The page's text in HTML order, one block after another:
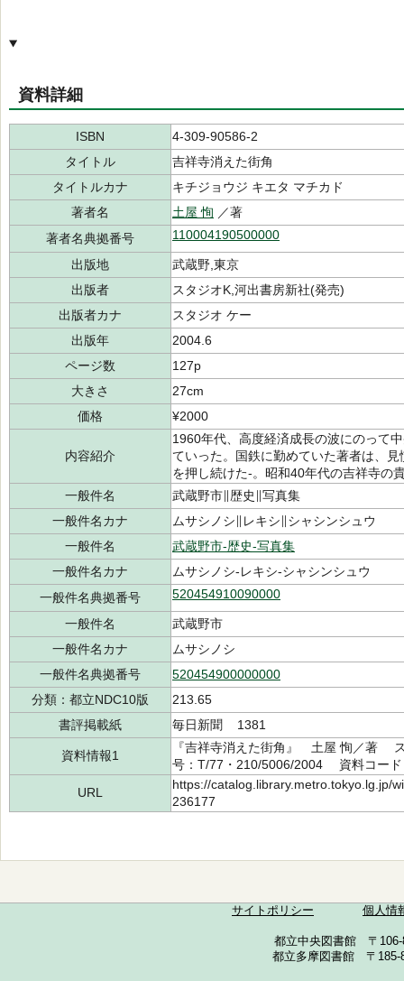
資料詳細
ISBN
4-309-90586-2
タイトル
吉祥寺消えた街角
タイトルカナ
キチジョウジ キエタ マチカド
著者名
土屋 恂 ／著
著者名典拠番号
110004190500000
出版地
武蔵野,東京
出版者
スタジオK,河出書房新社(発売)
出版者カナ
スタジオ ケー
出版年
2004.6
ページ数
127p
大きさ
27cm
価格
¥2000
内容紹介
1960年代、高度経済成長の波にのって
ていった。国鉄に勤めていた著者は、
を押し続けた-。昭和40年代の吉祥寺の
一般件名
武蔵野市∥歴史∥写真集
一般件名カナ
ムサシノシ∥レキシ∥シャシンシュウ
一般件名
武蔵野市-歴史-写真集
一般件名カナ
ムサシノシ-レキシ-シャシンシュウ
一般件名典拠番号
520454910090000
一般件名
武蔵野市
一般件名カナ
ムサシノシ
一般件名典拠番号
520454900000000
分類：都立NDC10版
213.65
書評掲載紙
毎日新聞 1381
資料情報1
『吉祥寺消えた街角』 土屋 恂／著
号：T/77・210/5006/2004 資料コード
URL
https://catalog.library.metro.tokyo.lg.jp/
236177
サイトポリシー 個人情
都立中央図書館 〒
都立多摩図書館 〒185-